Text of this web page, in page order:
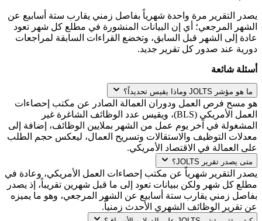
يصدر التقرير مرة واحدة شهرياً بفاصل زمني يقارب ستة أسابيع عن
الشهر المرجعي؛ أي إن البيانات المنشورة في مطلع كل شهر تعود
عادة إلى الشهر قبل السابق، وتخضع القراءات السابقة لمراجعات
دورية عند صدور كل تقرير جديد.
أسئلة شائعة
ما هو مؤشر JOLTS وماذا يقيس تحديداً؟
هو مسح فرص العمل ودوران العمالة الصادر عن مكتب إحصاءات
العمل الأمريكي (BLS)، ويقيس عدد الوظائف الشاغرة غير
المشغولة في آخر يوم عمل من الشهر بملايين الوظائف، إضافة إلى
معدلات التوظيف والاستقالات وتسريح العمال، ليعكس حجم الطلب
على العمالة في الاقتصاد الأمريكي.
متى يصدر تقرير JOLTS؟
يصدر التقرير شهرياً عن مكتب إحصاءات العمل الأمريكي، وعادة في
مطلع كل شهر ولكن ببيانات تعود إلى ما قبل شهرين تقريباً، إذ يصدر
بفاصل زمني يقارب ستة أسابيع عن الشهر المرجعي، وهو ما يميزه
عن تقرير الوظائف الشهري الأحدث زمنياً.